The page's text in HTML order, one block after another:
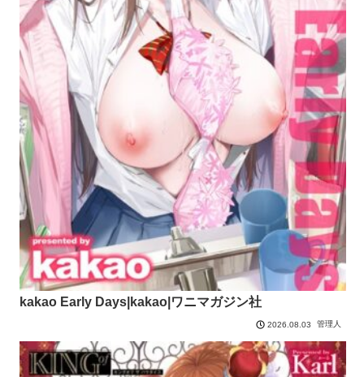
kakao Early Days|kakao|ワニマガジン社
2026.08.03 管理人